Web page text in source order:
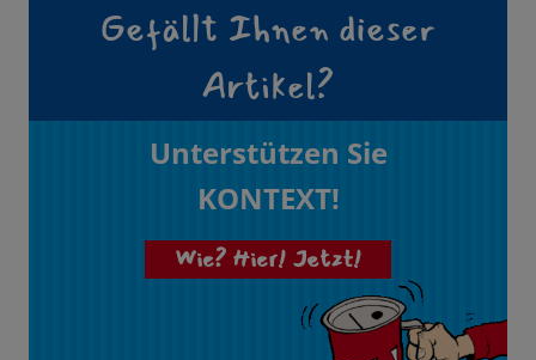
Gefällt Ihnen dieser
Artikel?
Unterstützen Sie
KONTEXT!
Wie? Hier! Jetzt!